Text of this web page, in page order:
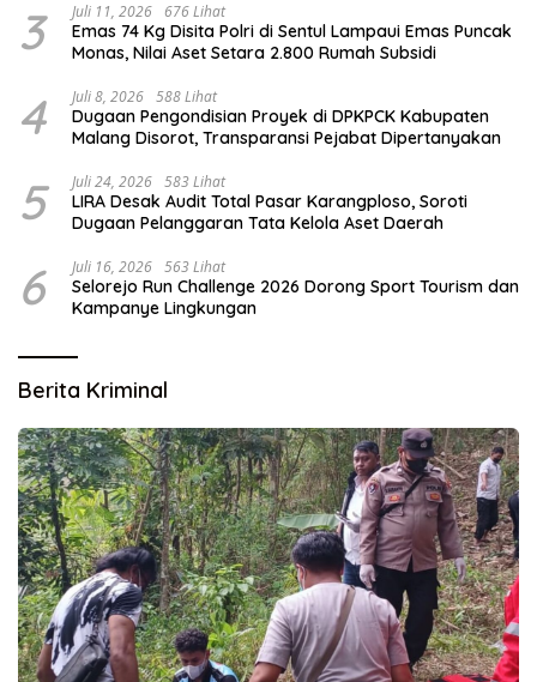
3 Juli 11, 2026 676 Lihat
Emas 74 Kg Disita Polri di Sentul Lampaui Emas Puncak
Monas, Nilai Aset Setara 2.800 Rumah Subsidi
4 Juli 8, 2026 588 Lihat
Dugaan Pengondisian Proyek di DPKPCK Kabupaten
Malang Disorot, Transparansi Pejabat Dipertanyakan
5 Juli 24, 2026 583 Lihat
LIRA Desak Audit Total Pasar Karangploso, Soroti
Dugaan Pelanggaran Tata Kelola Aset Daerah
6 Juli 16, 2026 563 Lihat
Selorejo Run Challenge 2026 Dorong Sport Tourism dan
Kampanye Lingkungan
Berita Kriminal